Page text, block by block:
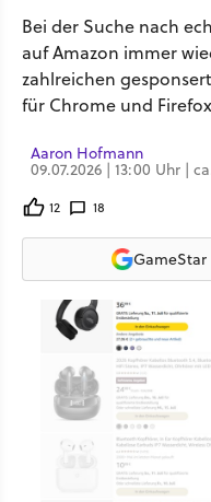
Bei der Suche nach
auf Amazon immer
zahlreichen
für Chrome und
Aaron Hofmann
09.07.2026 | 13:00 Uhr |
12 18